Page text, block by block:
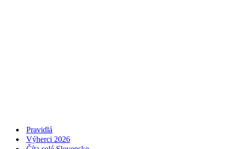
Pravidlá
Výherci 2026